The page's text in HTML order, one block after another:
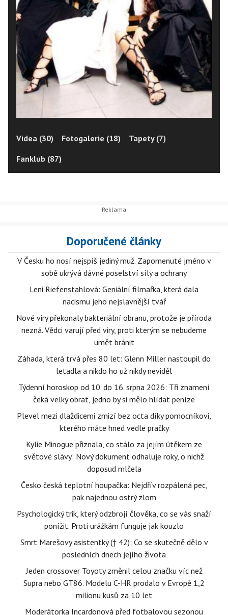
Videa (30) Fotogalerie (18)
Tapety (7)
Fanklub (87)
Doporučené články
V Česku ho nosí nejspíš jediný muž. Zapomenuté jméno v
sobě ukrývá dávné poselství síly a ochrany
Leni Riefenstahlová: Geniální filmařka, která dala
nacismu jeho nejslavnější tvář
Nové viry překonaly bakteriální obranu, protože je příroda
nezná. Vědci varují před viry, proti kterým se nebudeme
umět bránit
Záhada, která trvá přes 80 let: Glenn Miller nastoupil do
letadla a nikdo ho už nikdy neviděl
Týdenní horoskop od 10. do 16. srpna 2026: Tři znamení
čeká velký obrat, jedno by si mělo hlídat peníze
Plevel mezi dlaždicemi zmizí bez octa díky pomocníkovi,
kterého máte hned vedle pračky
Kylie Minogue přiznala, co stálo za jejím útěkem ze
světové slávy: Nový dokument odhaluje roky, o nichž
doposud mlčela
Česko česká teplotní houpačka: Nejdřív rozpálená pec,
pak najednou ostrý zlom
Psychologický trik, který odzbrojí člověka, co se vás snaží
ponížit. Proti urážkám funguje jak kouzlo
Smrt Marešovy asistentky († 42): Co se skutečně dělo v
posledních dnech jejího života
Jeden crossover Toyoty změnil celou značku víc než
Supra nebo GT86. Modelu C-HR prodalo v Evropě 1,2
milionu kusů za 10 let
Moderátorka Incardonová před fotbalovou sezonou